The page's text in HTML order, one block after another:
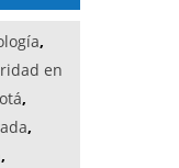
,
en
,
,
,